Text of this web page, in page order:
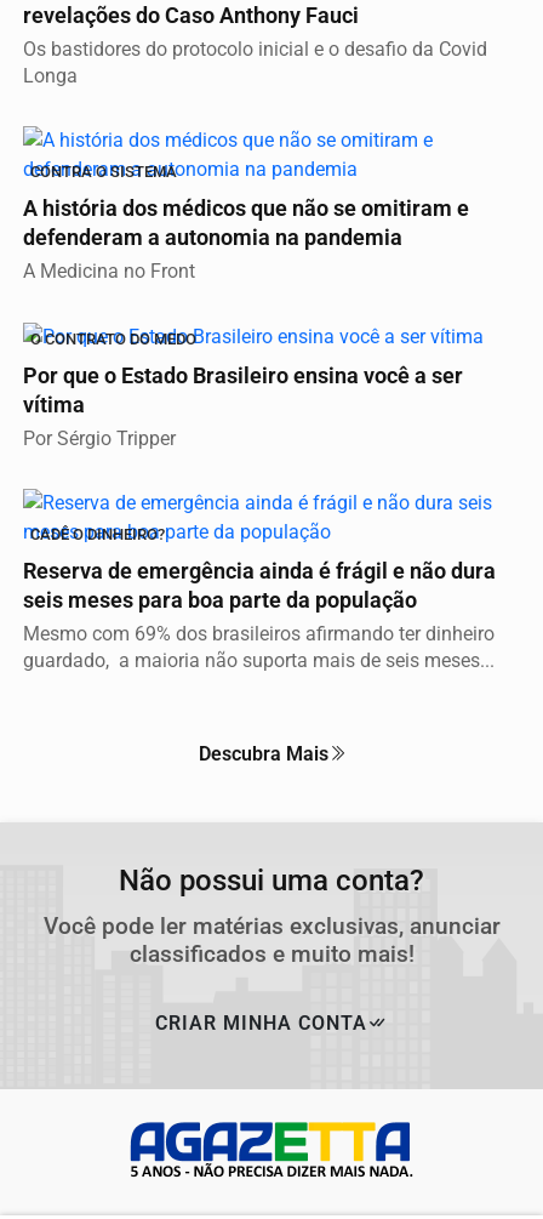
revelações do Caso Anthony Fauci
Os bastidores do protocolo inicial e o desafio da Covid
Longa
CONTRA O SISTEMA
A história dos médicos que não se omitiram e
defenderam a autonomia na pandemia
A Medicina no Front
O CONTRATO DO MEDO
Por que o Estado Brasileiro ensina você a ser
vítima
Por Sérgio Tripper
CADÊ O DINHEIRO?
Reserva de emergência ainda é frágil e não dura
seis meses para boa parte da população
Mesmo com 69% dos brasileiros afirmando ter dinheiro
guardado, a maioria não suporta mais de seis meses...
Descubra Mais
Não possui uma conta?
Você pode ler matérias exclusivas, anunciar
classificados e muito mais!
CRIAR MINHA CONTA